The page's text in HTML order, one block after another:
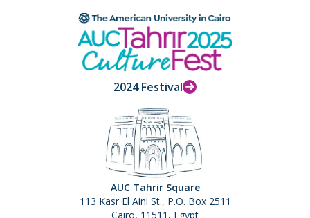
2024 Festival
AUC Tahrir Square
113 Kasr El Aini St., P.O. Box 2511
Cairo, 11511, Egypt